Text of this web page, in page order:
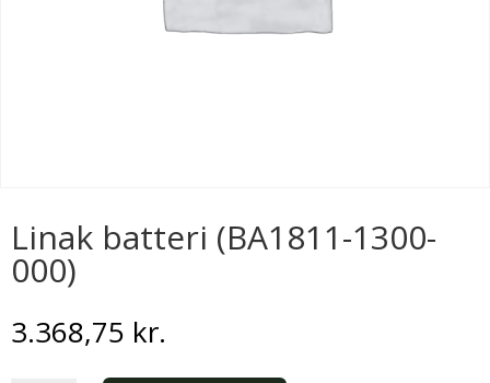
Linak batteri (BA1811-1300-
000)
3.368,75 kr.